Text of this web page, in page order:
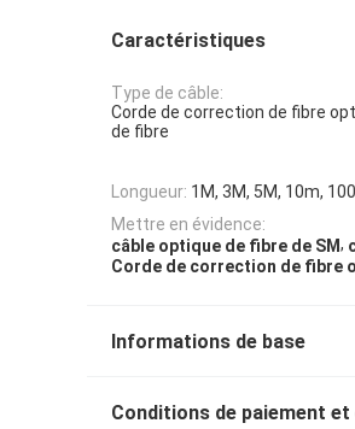
Caractéristiques
Type de câble:
Corde de correction de fibre
de fibre
Longueur: 1M, 3M, 5M, 10m,
Mettre en évidence:
câble optique de fibre de SM,
Corde de correction de fibre
Informations de base
Conditions de paiement